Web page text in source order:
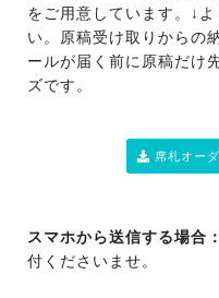
をご用意しています。↓
い。原稿受け取りからの
ールが届く前に原稿だけ
ズです。
席札オー
スマホから送信する場合：
付くださいませ。